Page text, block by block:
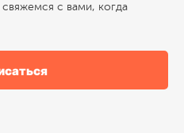
с вами, когда